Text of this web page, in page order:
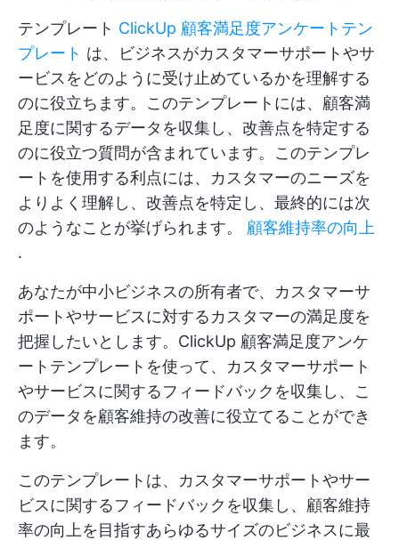
テンプレート ClickUp 顧客満足度アンケートテン
プレート は、ビジネスがカスタマーサポートやサ
ービスをどのように受け止めているかを理解する
のに役立ちます。このテンプレートには、顧客満
足度に関するデータを収集し、改善点を特定する
のに役立つ質問が含まれています。このテンプレ
ートを使用する利点には、カスタマーのニーズを
よりよく理解し、改善点を特定し、最終的には次
のようなことが挙げられます。 顧客維持率の向上
.
あなたが中小ビジネスの所有者で、カスタマーサ
ポートやサービスに対するカスタマーの満足度を
把握したいとします。ClickUp 顧客満足度アンケ
ートテンプレートを使って、カスタマーサポート
やサービスに関するフィードバックを収集し、こ
のデータを顧客維持の改善に役立てることができ
ます。
このテンプレートは、カスタマーサポートやサー
ビスに関するフィードバックを収集し、顧客維持
率の向上を目指すあらゆるサイズのビジネスに最